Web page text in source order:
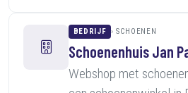
BEDRIJF SCHOENEN
Schoenenhuis Jan
Webshop met